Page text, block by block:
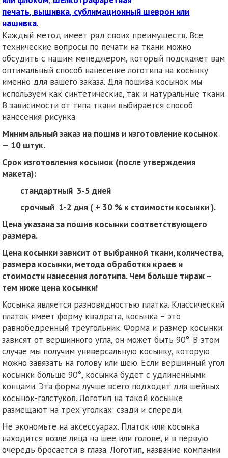
печать, вышивка, сублимационный шеврон или
нашивка.
Каждый метод имеет ряд своих преимуществ. Все
технические вопросы по печати на ткани можно
обсудить с нашим менеджером, который подскажет вам
оптимальный способ нанесение логотипа на косынку
именно для вашего заказа. Для пошива косынок мы
используем как синтетические, так и натуральные ткани.
В зависимости от типа ткани выбирается способ
нанесения рисунка.
Минимальный заказ на пошив и изготовление косынок
— 10 штук.
Срок изготовления косынок (после утверждения
макета):
стандартный 3-5 дней
срочный 1-2 дня ( + 30 % к стоимости косынки ).
Цена указана за пошив косынки соответствующего
размера.
Цена косынки зависит от выбранной ткани, количества,
размера косынки, метода обработки краев и
стоимости нанесения логотипа. Чем больше тираж –
тем ниже цена косынки!
Косынка является разновидностью платка. Классический
платок имеет форму квадрата, косынка – это
равнобедренный треугольник. Форма и размер косынки
зависят от вершинного угла, он может быть 90°. В этом
случае мы получим универсальную косынку, которую
можно завязать на голову или шею. Если вершинный угол
косынки больше 90°, косынка будет с удлиненными
концами. Эта форма лучше всего подходит для шейных
косынок-галстуков. Логотип на такой косынке
размещают на трех уголках: сзади и спереди.
Не экономьте на аксессуарах. Платок или косынка
находится возле лица на шее или голове, и в первую
очередь бросается в глаза. Логотип, название компании